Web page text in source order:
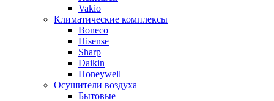
Vakio
Климатические комплексы
Boneco
Hisense
Sharp
Daikin
Honeywell
Осушители воздуха
Бытовые